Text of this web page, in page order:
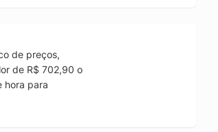
de preços,
de R$ 702,90 o
hora para